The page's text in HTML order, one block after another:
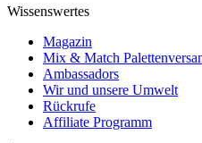
Wissenswertes
Magazin
Mix & Match
Ambassadors
Wir und unsere Umwelt
Rückrufe
Affiliate Programm